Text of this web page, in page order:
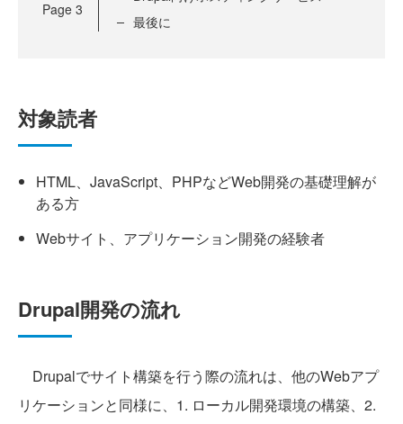
Page 3
最後に
対象読者
HTML、JavaScript、PHPなどWeb開発の基礎理解が
ある方
Webサイト、アプリケーション開発の経験者
Drupal開発の流れ
Drupalでサイト構築を行う際の流れは、他のWebアプ
リケーションと同様に、1. ローカル開発環境の構築、2.